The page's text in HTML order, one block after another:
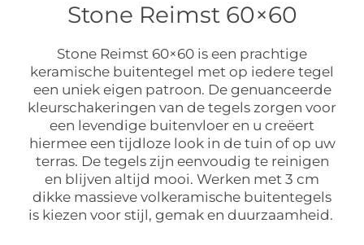
Stone Reimst 60×60
Stone Reimst 60×60 is een prachtige
keramische buitentegel met op iedere tegel
een uniek eigen patroon. De genuanceerde
kleurschakeringen van de tegels zorgen voor
een levendige buitenvloer en u creëert
hiermee een tijdloze look in de tuin of op uw
terras. De tegels zijn eenvoudig te reinigen
en blijven altijd mooi. Werken met 3 cm
dikke massieve volkeramische buitentegels
is kiezen voor stijl, gemak en duurzaamheid.